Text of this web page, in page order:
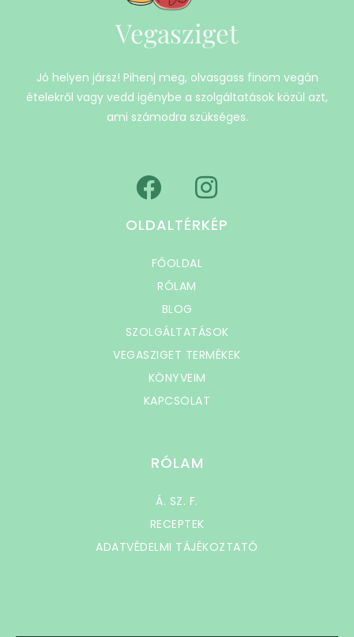
Vegasziget
Jó helyen jársz! Pihenj meg, olvasgass finom vegán
ételekről vagy vedd igénybe a szolgáltatások közül azt,
ami számodra szükséges.
OLDALTÉRKÉP
FŐOLDAL
RÓLAM
BLOG
SZOLGÁLTATÁSOK
VEGASZIGET TERMÉKEK
KÖNYVEIM
KAPCSOLAT
RÓLAM
Á. SZ. F.
RECEPTEK
ADATVÉDELMI TÁJÉKOZTATÓ